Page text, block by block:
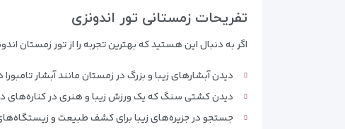
تفریحات زمستانی تور اندونزی
اگر به دنبال این هستید که بهترین تجربه را از تور زمستان
دیدن آبشارهای زیبا و بزرگ در زمستان مانند آبشار تامبورا
دیدن کشتی سنگ که یک ورزش زیبا و هنری در کناره‌های
جستجو در جزیره‌های زیبا برای کشف طبیعت و